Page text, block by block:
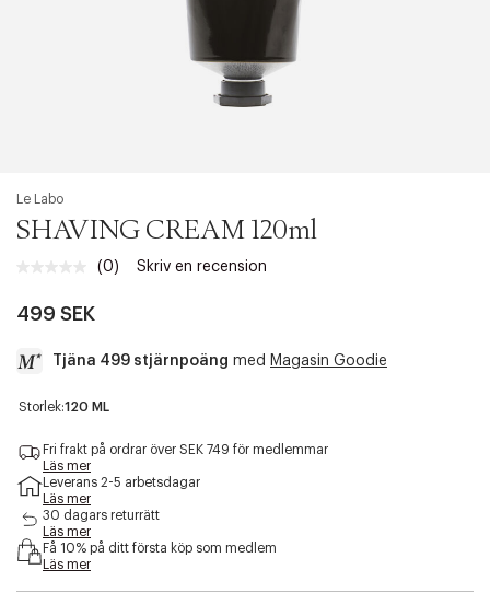
Le Labo
SHAVING CREAM 120ml
Inget
sida.
(0) Skriv en recension
499 SEK
Tjäna 499 stjärnpoäng med Magasin Goodie
a
c
s
b
i
Storlek:120 ML
Fri frakt på ordrar över SEK 749 för medlemmar
Läs mer
Leverans 2-5 arbetsdagar
Läs mer
30 dagars returrätt
Läs mer
Få 10% på ditt första köp som medlem
Läs mer